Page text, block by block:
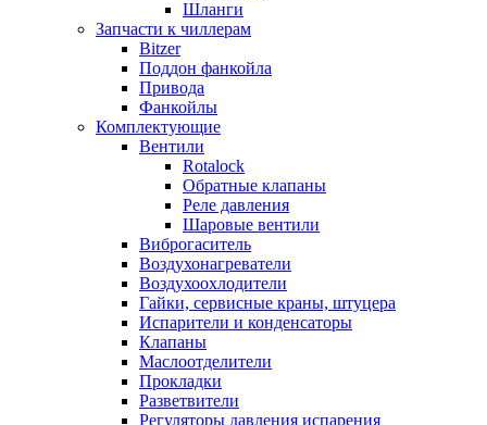
Шланги
Запчасти к чиллерам
Bitzer
Поддон фанкойла
Привода
Фанкойлы
Комплектующие
Вентили
Rotalock
Обратные клапаны
Реле давления
Шаровые вентили
Виброгаситель
Воздухонагреватели
Воздухоохлодители
Гайки, сервисные краны, штуцера
Испарители и конденсаторы
Клапаны
Маслоотделители
Прокладки
Разветвители
Регуляторы давления испарения